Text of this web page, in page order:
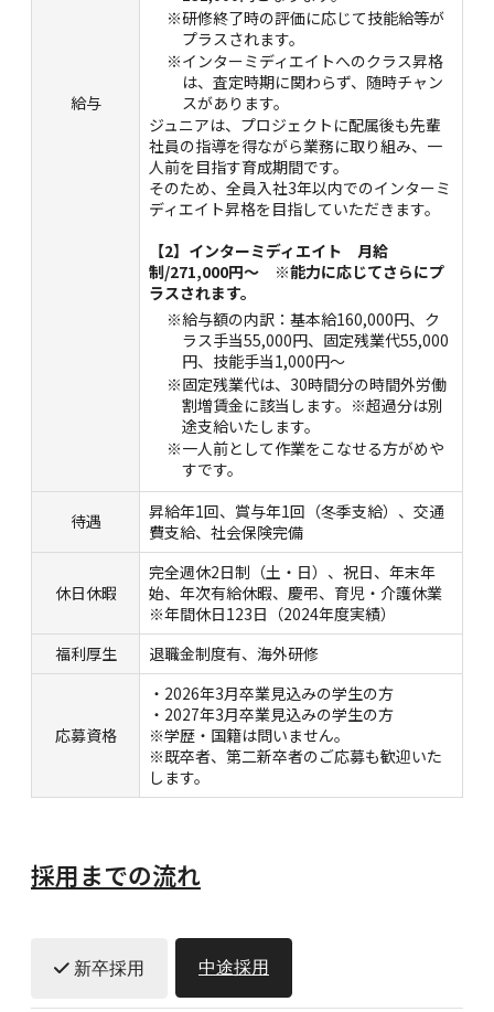
給与
※研修終了時の評価に応じて技能給等が
プラスされます。
※インターミディエイトへのクラス昇格
は、査定時期に関わらず、随時チャン
スがあります。
ジュニアは、プロジェクトに配属後も先輩
社員の指導を得ながら業務に取り組み、一
人前を目指す育成期間です。
そのため、全員入社3年以内でのインターミ
ディエイト昇格を目指していただきます。
【2】インターミディエイト 月給
制/271,000円～ ※能力に応じてさらにプ
ラスされます。
※給与額の内訳：基本給160,000円、ク
ラス手当55,000円、固定残業代55,000
円、技能手当1,000円～
※固定残業代は、30時間分の時間外労働
割増賃金に該当します。※超過分は別
途支給いたします。
※一人前として作業をこなせる方がめや
すです。
待遇
昇給年1回、賞与年1回（冬季支給）、交通
費支給、社会保険完備
休日休暇
完全週休2日制（土・日）、祝日、年末年
始、年次有給休暇、慶弔、育児・介護休業
※年間休日123日（2024年度実績）
福利厚生
退職金制度有、海外研修
応募資格
・2026年3月卒業見込みの学生の方
・2027年3月卒業見込みの学生の方
※学歴・国籍は問いません。
※既卒者、第二新卒者のご応募も歓迎いた
します。
採用までの流れ
新卒採用 中途採用